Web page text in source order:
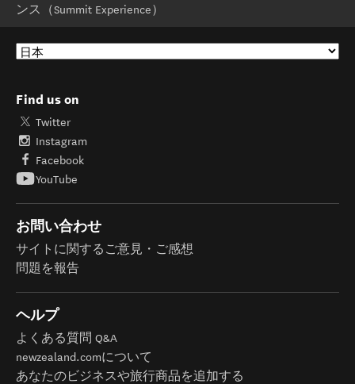
ンス（Summit Experience）
Find us on
Twitter
Instagram
Facebook
YouTube
お問い合わせ
サイトに関するご意見・ご感想
問題を報告
ヘルプ
よくある質問 Q&A
newzealand.comについて
あなたのビジネスや旅行商品を追加する